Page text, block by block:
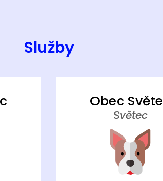
Služby
Obec
Světec